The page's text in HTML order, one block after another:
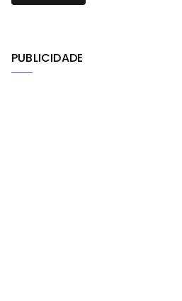
PUBLICIDADE